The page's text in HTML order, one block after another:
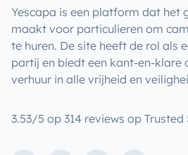
Yescapa is een platform dat het
maakt voor particulieren om
te huren. De site heeft de rol als
partij en biedt een kant-en-klare
verhuur in alle vrijheid en
3.53/5 op 314 reviews op Trusted